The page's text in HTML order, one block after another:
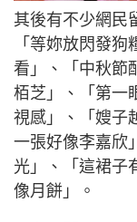
其後有不少網民
「等妳放閃發
看」、「中秋節
栢芝」、「第一
視感」、「嫂子
一張好像李嘉欣
光」、「這裙子
像月餅」。